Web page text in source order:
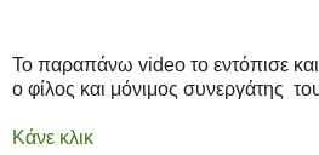
Το παραπάνω video το εντόπισε και
ο φίλος και μόνιμος συνεργάτης
Κάνε κλικ